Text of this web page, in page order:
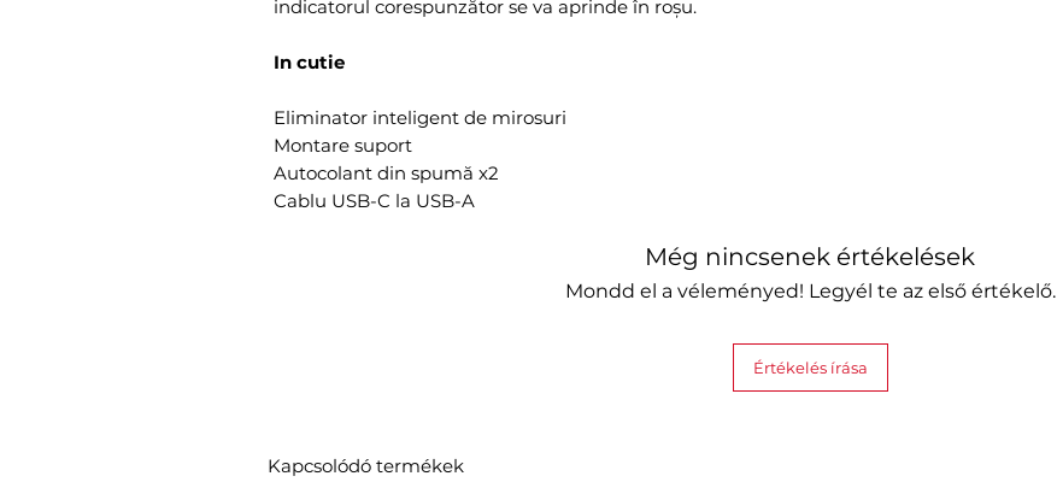
indicatorul corespunzător se va aprinde în roșu.
In cutie
Eliminator inteligent de mirosuri
Montare suport
Autocolant din spumă x2
Cablu USB-C la USB-A
Még nincsenek értékelések
Mondd el a véleményed! Legyél te az első értékelő.
Értékelés írása
Kapcsolódó termékek